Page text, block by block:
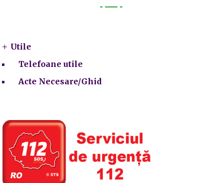
Utile
Telefoane utile
Acte Necesare/Ghid